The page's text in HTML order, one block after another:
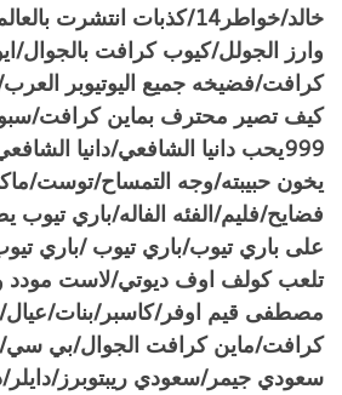
خالد/خواطر14/كذبات
كرافت/فضيخه جميع اليوتيوبر
كيف تصير محترف بماين كرافت/
999يحب دانيا الشافعي/دانيا
يخون حبيبته/وجه التمساح/توست/
فضايح/فليم/الفئه الفاله/باري
على باري تيوب/باري تيوب /باري
تلعب كولف اوف ديوتي/لاست
مصطفى قيم اوفر/كاسبر/بنات/
كرافت/ماين كرافت الجوال/بي
سعودي جيمر/سعودي ريبتوبرز/دايلر/